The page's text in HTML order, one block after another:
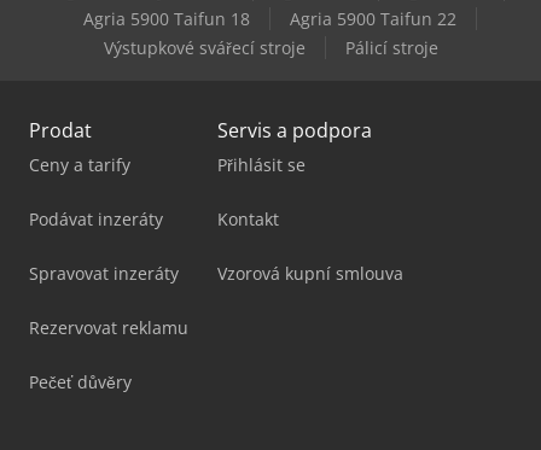
Scm Dmc Sd 30
Agria 5900 Taifun 18
Agria 5900 Taifun 22
Výstupkové svářecí stroje
Pálicí stroje
Prodat
Ceny a tarify
Podávat inzeráty
Spravovat inzeráty
Rezervovat reklamu
Pečeť důvěry
Servis a podpora
Přihlásit se
Kontakt
Vzorová kupní smlouva